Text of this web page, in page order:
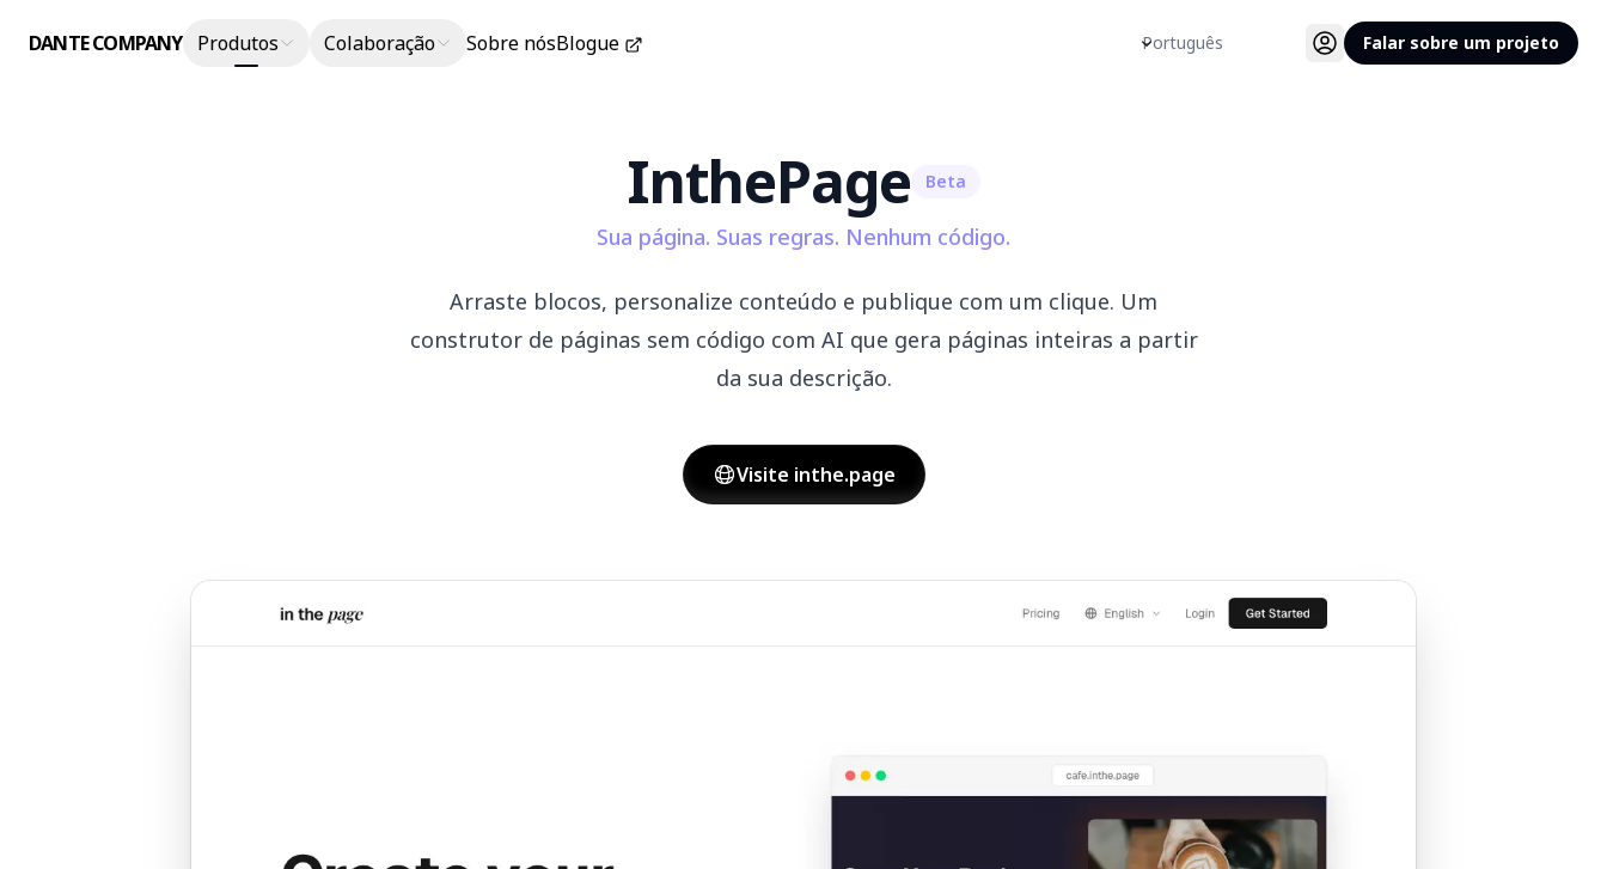
DANTE COMPANY Produtos Colaboração Sobre nósBlogue Idioma Falar sobre um projeto
InthePage Beta
Sua página. Suas regras. Nenhum código.
Arraste blocos, personalize conteúdo e publique com um clique. Um
construtor de páginas sem código com AI que gera páginas inteiras a partir
da sua descrição.
Visite inthe.page